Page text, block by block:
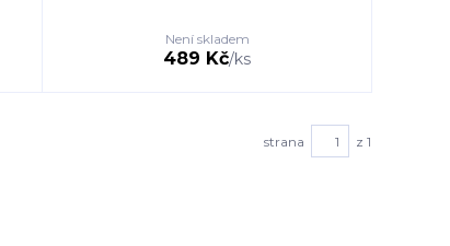
489 Kč/ks
Není skladem
strana z 1